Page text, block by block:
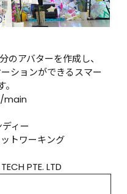
のアバターを作成し、
ションができるスマー
main
ィー
トワーキング
PTE. LTD